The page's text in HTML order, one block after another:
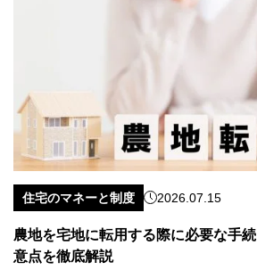
住宅のマネーと制度 2026.07.15
農地を宅地に転用する際に必要な手
意点を徹底解説